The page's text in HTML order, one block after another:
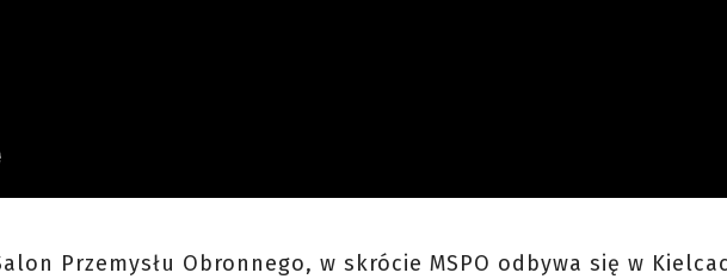
Przemysłu Obronnego, w skrócie MSPO odbywa się w